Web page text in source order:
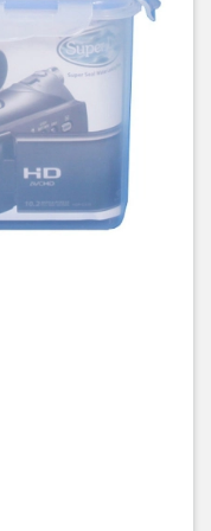
duy trì độ ẩm lý tưởng
thay thế hoặc sấy khô
tiếp và nguồn nhiệt
phẩm, như giá cả, địa
vui lòng cho biết để tôi